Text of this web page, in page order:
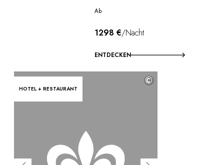
Ab
1298 €/Nacht
ENTDECKEN
HOTEL + RESTAURANT
©